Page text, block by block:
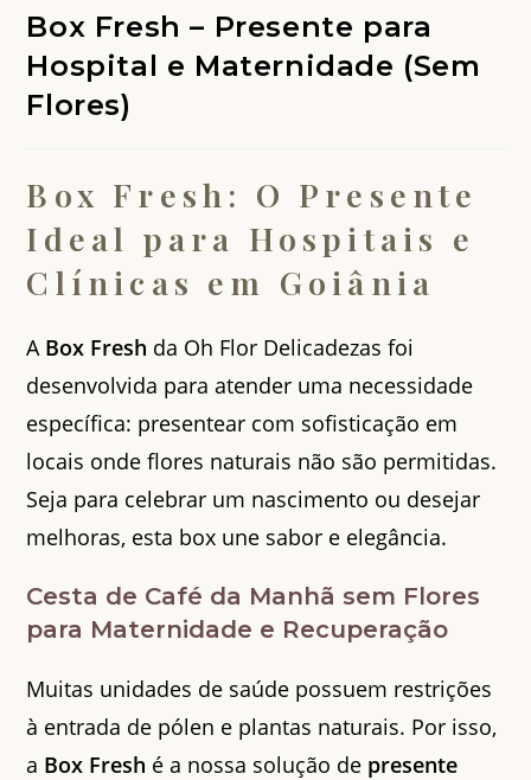
Box Fresh – Presente para
Hospital e Maternidade (Sem
Flores)
Box Fresh: O Presente
Ideal para Hospitais e
Clínicas em Goiânia
A Box Fresh da Oh Flor Delicadezas foi
desenvolvida para atender uma necessidade
específica: presentear com sofisticação em
locais onde flores naturais não são permitidas.
Seja para celebrar um nascimento ou desejar
melhoras, esta box une sabor e elegância.
Cesta de Café da Manhã sem Flores
para Maternidade e Recuperação
Muitas unidades de saúde possuem restrições
à entrada de pólen e plantas naturais. Por isso,
a Box Fresh é a nossa solução de presente